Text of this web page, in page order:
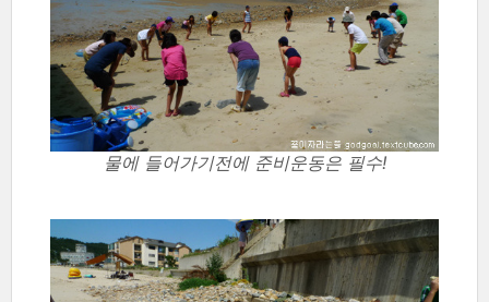
물에 들어가기전에 준비운동은 필수!